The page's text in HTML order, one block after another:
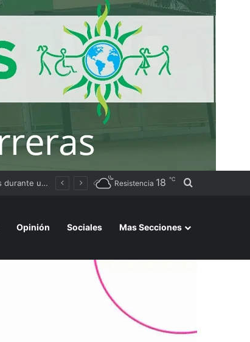
Patricio Sabadini juró como fiscal general federal de Resistencia y asumirá un nuevo rol en el Chaco Resistencia 18 ℃ Buscar por
Opinión Sociales Mas Secciones